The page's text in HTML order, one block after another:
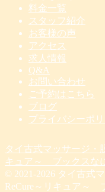
料金一覧
スタッフ紹介
お客様の声
アクセス
求人情報
Q&A
お問い合わせ
ご予約はこちら
ブログ
プライバシーポ
タイ古式マッサージ・
キュア～ ブックスな
© 2021-2026 タイ古式
ReCure～リキュア～